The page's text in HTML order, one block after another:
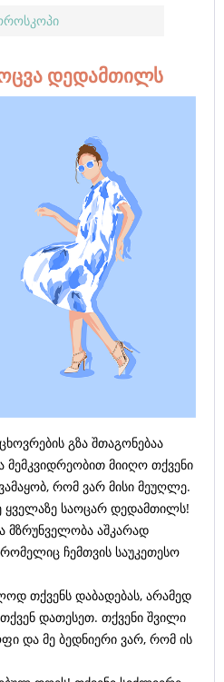
დედამთილს
გზა შთაგონებაა
მემკვიდრეობით მიიღო თქვენი
რომ ვარ მისი მეუღლე.
ყველაზე საოცარ დედამთილს!
მზრუნველობა აშკარად
ჩემთვის საუკეთესო
თქვენს დაბადებას, არამედ
დათესეთ. თქვენი შვილი
და მე ბედნიერი ვარ, რომ ის